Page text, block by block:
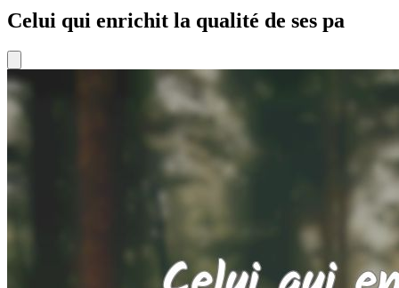
Celui qui enrichit la qualité de ses pa